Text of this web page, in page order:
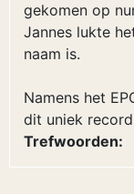
gekomen op
Jannes lukte
naam is.
Namens het
dit uniek
Trefwoorden: